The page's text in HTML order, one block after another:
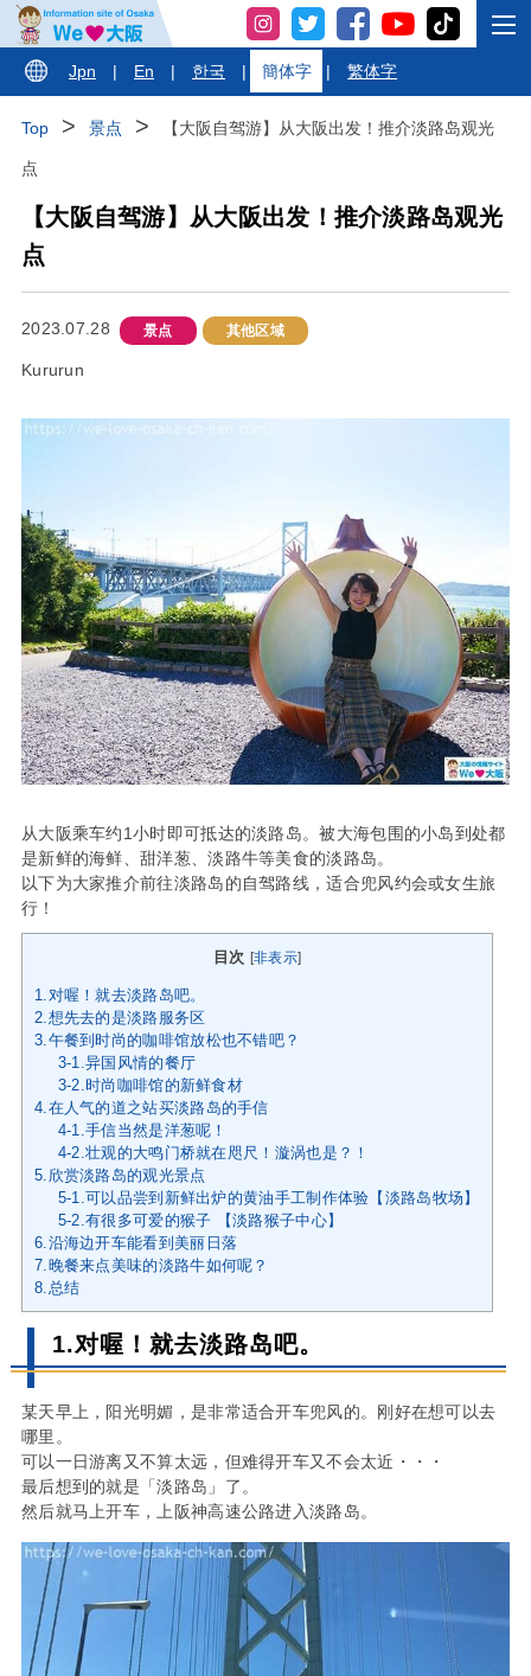
Jpn | En | 한국 | 簡体字 | 繁体字
Top 景点 【大阪自驾游】从大阪出发！推介淡路岛观光
点
【大阪自驾游】从大阪出发！推介淡路岛观光
点
2023.07.28 景点 其他区域
Kururun
从大阪乘车约1小时即可抵达的淡路岛。被大海包围的小岛到处都
是新鲜的海鲜、甜洋葱、淡路牛等美食的淡路岛。
以下为大家推介前往淡路岛的自驾路线，适合兜风约会或女生旅
行！
目次 [非表示]
1.对喔！就去淡路岛吧。
2.想先去的是淡路服务区
3.午餐到时尚的咖啡馆放松也不错吧？
3-1.异国风情的餐厅
3-2.时尚咖啡馆的新鲜食材
4.在人气的道之站买淡路岛的手信
4-1.手信当然是洋葱呢！
4-2.壮观的大鸣门桥就在咫尺！漩涡也是？！
5.欣赏淡路岛的观光景点
5-1.可以品尝到新鲜出炉的黄油手工制作体验【淡路岛牧场】
5-2.有很多可爱的猴子 【淡路猴子中心】
6.沿海边开车能看到美丽日落
7.晚餐来点美味的淡路牛如何呢？
8.总结
1.对喔！就去淡路岛吧。
某天早上，阳光明媚，是非常适合开车兜风的。刚好在想可以去
哪里。
可以一日游离又不算太远，但难得开车又不会太近・・・
最后想到的就是「淡路岛」了。
然后就马上开车，上阪神高速公路进入淡路岛。